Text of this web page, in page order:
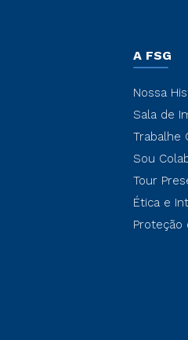
A FSG
Nossa
Sala de
Trabalhe
Sou
Tour
Ética e
Proteção